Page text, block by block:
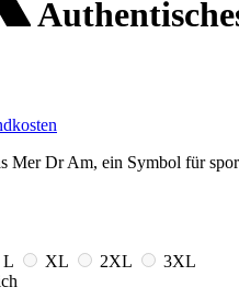
Mer Dr Am, ein Symbol für
L XL 2XL
3XL